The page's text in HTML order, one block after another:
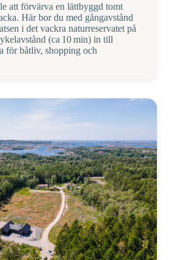
att förvärva en lättbyggd tomt
Här bor du med gångavstånd
i det vackra naturreservatet på
(ca 10 min) in till
för båtliv, shopping och